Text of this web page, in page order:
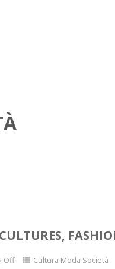
Off Cultura Moda Società